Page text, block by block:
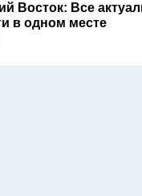
Восток: Все
в одном месте